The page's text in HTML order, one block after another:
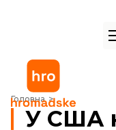
Головна
У США невідомий
У США